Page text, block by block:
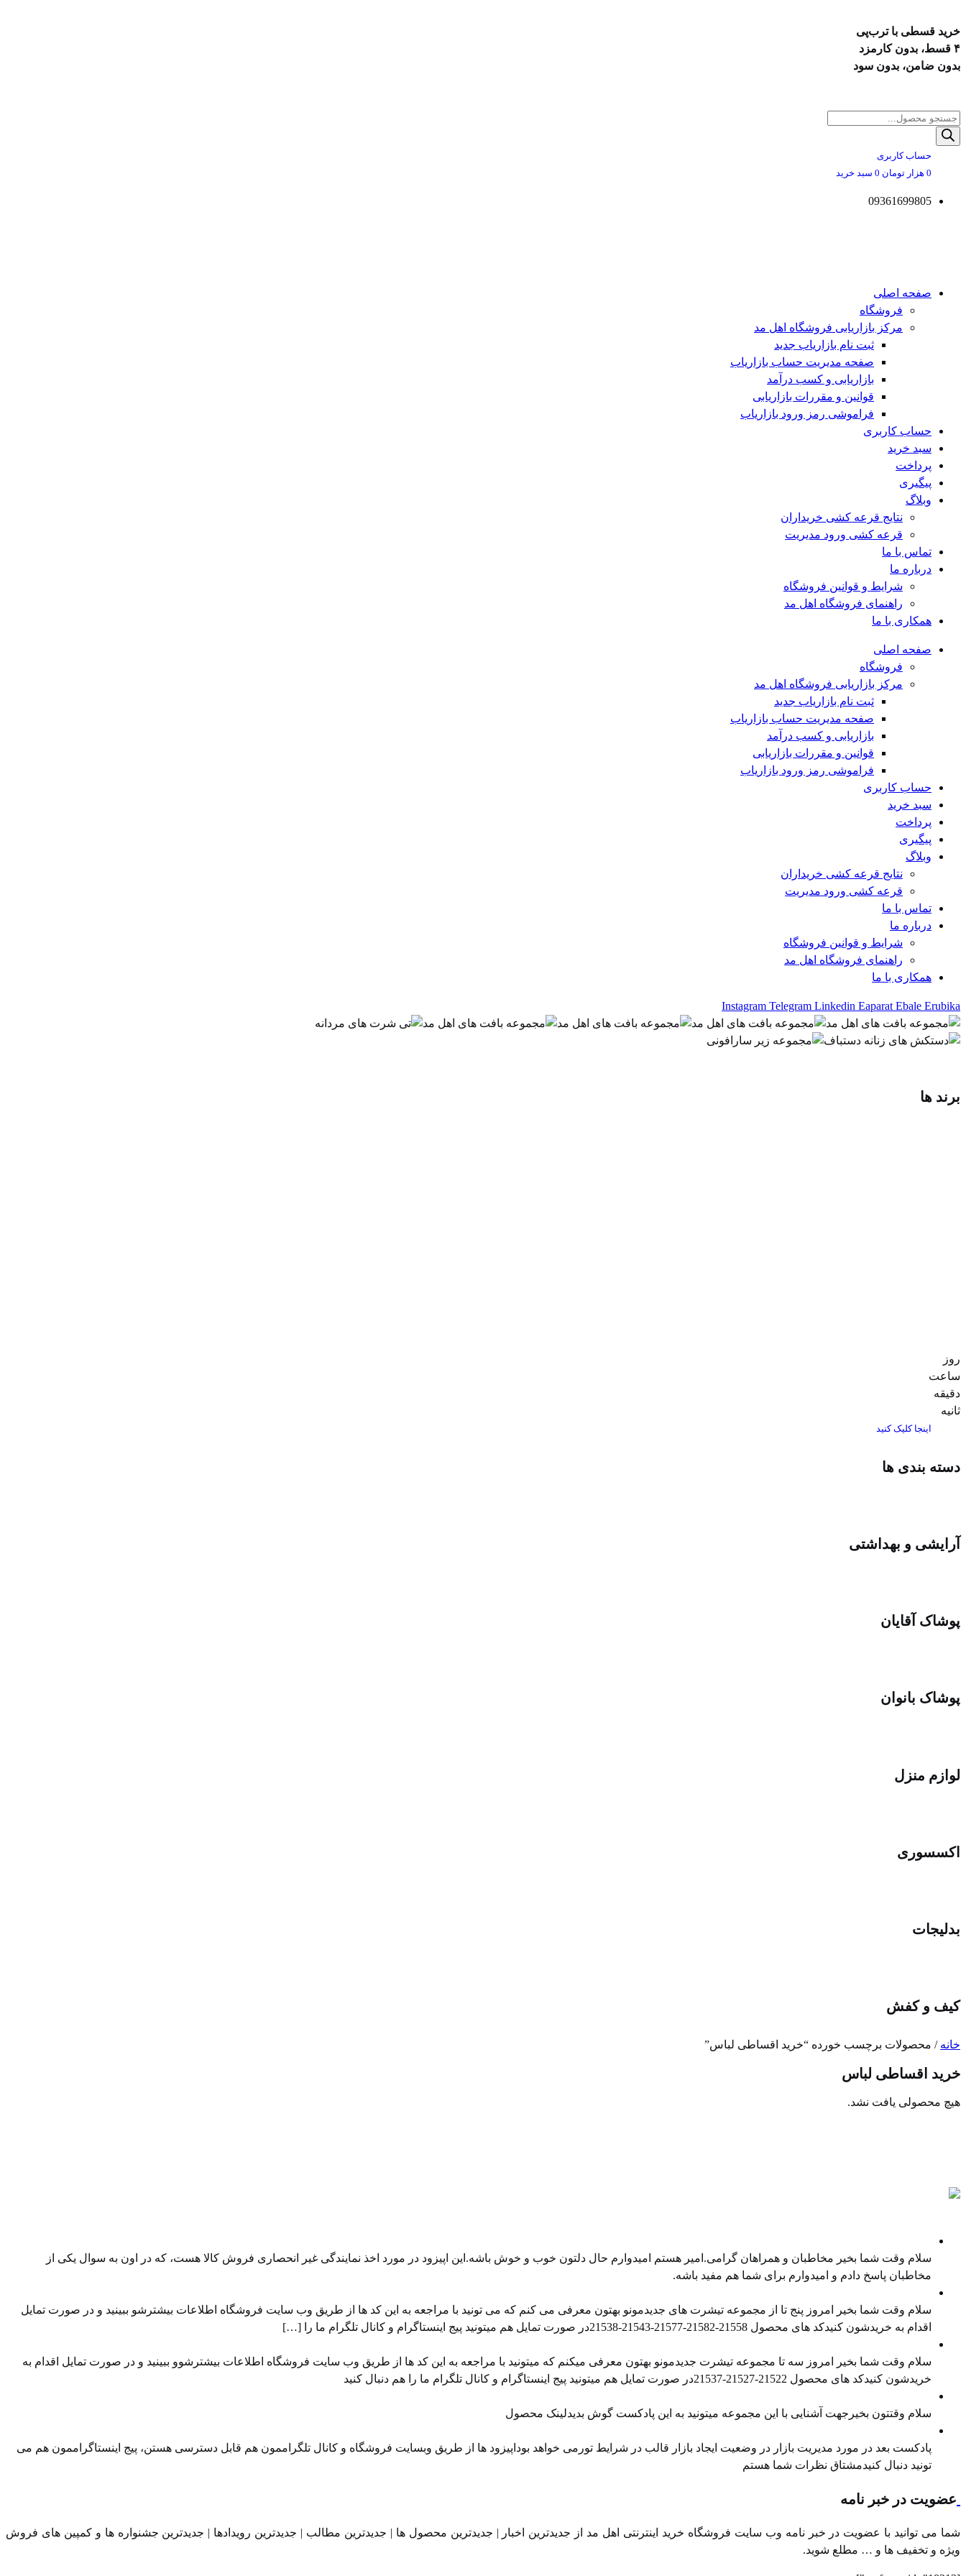
خرید قسطی با ترب‌پی
۴ قسط، بدون کارمزد
بدون ضامن، بدون سود
به
محتوا
Products
search
حساب کاربری
0 هزار تومان 0 سبد خرید
09361699805
صفحه اصلی
فروشگاه
مرکز بازاریابی فروشگاه اهل مد
ثبت نام بازاریاب جدید
صفحه مدیریت حساب بازاریاب
بازاریابی و کسب درآمد
قوانین و مقررات بازاریابی
فراموشی رمز ورود بازاریاب
حساب کاربری
سبد خرید
پرداخت
پیگیری
وبلاگ
نتایج قرعه کشی خریداران
قرعه کشی ورود مدیریت
تماس با ما
درباره ما
شرایط و قوانین فروشگاه
راهنمای فروشگاه اهل مد
همکاری با ما
صفحه اصلی
فروشگاه
مرکز بازاریابی فروشگاه اهل مد
ثبت نام بازاریاب جدید
صفحه مدیریت حساب بازاریاب
بازاریابی و کسب درآمد
قوانین و مقررات بازاریابی
فراموشی رمز ورود بازاریاب
حساب کاربری
سبد خرید
پرداخت
پیگیری
وبلاگ
نتایج قرعه کشی خریداران
قرعه کشی ورود مدیریت
تماس با ما
درباره ما
شرایط و قوانین فروشگاه
راهنمای فروشگاه اهل مد
همکاری با ما
Instagram Telegram Linkedin Eaparat Ebale Erubika
برند ها
روز
ساعت‌
دقیقه
ثانیه
اینجا کلیک کنید
دسته بندی ها
آرایشی و بهداشتی
پوشاک آقایان
پوشاک بانوان
لوازم منزل
اکسسوری
بدلیجات
کیف و کفش
خانه / محصولات برچسب خورده “خرید اقساطی لباس”
خرید اقساطی لباس
هیچ محصولی یافت نشد.
سلام وقت شما بخیر مخاطبان و همراهان گرامی.امیر هستم امیدوارم حال دلتون خوب و خوش باشه.این اپیزود در مورد اخذ نمایندگی غیر انحصاری فروش کالا هست، که در اون به سوال یکی از
مخاطبان پاسخ دادم و امیدوارم برای شما هم مفید باشه.
سلام وقت شما بخیر امروز پنج تا از مجموعه تیشرت های جدیدمونو بهتون معرفی می کنم که می تونید با مراجعه به این کد ها از طریق وب سایت ⁠فروشگاه ⁠اطلاعات بیشترشو ببینید و در صورت تمایل
اقدام به خریدشون کنیدکد های محصول ⁠21558-21582-21577⁠-⁠21543⁠-⁠21538⁠در صورت تمایل هم میتونید ⁠پیج اینستاگرام⁠ و ⁠کانال تلگرام⁠ ما را […]
سلام وقت شما بخیر امروز سه تا مجموعه تیشرت جدیدمونو بهتون معرفی میکنم که میتونید با مراجعه به این کد ها از طریق وب سایت فروشگاه اطلاعات بیشترشوو ببینید و در صورت تمایل اقدام به
خریدشون کنیدکد های محصول 21522-21527-21537در صورت تمایل هم میتونید پیج اینستاگرام و کانال تلگرام ما را هم دنبال کنید
سلام وقتتون بخیرجهت آشنایی با این مجموعه میتونید به این پادکست گوش بدیدلینک محصول
پادکست بعد در مورد مدیریت بازار در وضعیت ایجاد بازار قالب در شرایط تورمی خواهد بوداپیزود ها از طریق ⁠⁠وبسایت فروشگاه⁠⁠ و ⁠⁠کانال تلگراممون⁠⁠ هم قابل دسترسی هستن، ⁠⁠پیج اینستاگراممون⁠⁠ هم می
تونید دنبال کنیدمشتاق نظرات شما هستم
عضویت در خبر نامه
شما می توانید با عضویت در خبر نامه وب سایت فروشگاه خرید اینترنتی اهل مد از جدیدترین اخبار | جدیدترین محصول ها | جدیدترین مطالب | جدیدترین رویدادها | جدیدترین جشنواره ها و کمپین های فروش
ویژه و تخفیف ها و … مطلع شوید.